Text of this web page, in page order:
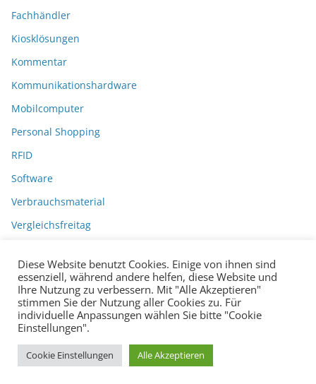
Fachhändler
Kiosklösungen
Kommentar
Kommunikationshardware
Mobilcomputer
Personal Shopping
RFID
Software
Verbrauchsmaterial
Vergleichsfreitag
Copyright © 2026BarcodeBlog
Diese Website benutzt Cookies. Einige von ihnen sind
essenziell, während andere helfen, diese Website und
Ihre Nutzung zu verbessern. Mit "Alle Akzeptieren"
stimmen Sie der Nutzung aller Cookies zu. Für
individuelle Anpassungen wählen Sie bitte "Cookie
Einstellungen".
Cookie Einstellungen Alle Akzeptieren